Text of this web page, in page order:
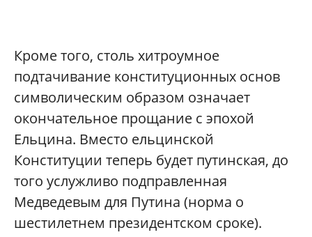
Кроме того, столь хитроумное
подтачивание конституционных основ
символическим образом означает
окончательное прощание с эпохой
Ельцина. Вместо ельцинской
Конституции теперь будет путинская, до
того услужливо подправленная
Медведевым для Путина (норма о
шестилетнем президентском сроке).